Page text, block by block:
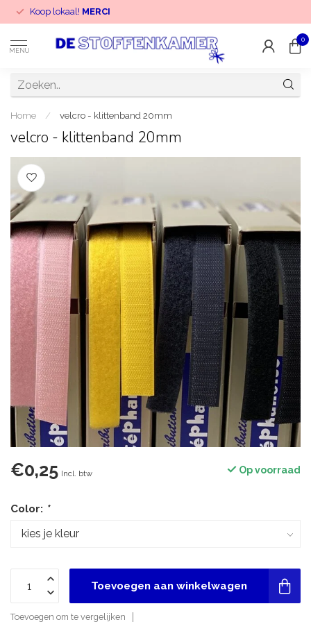
Koop lokaal! MERCI
MENU
0
Home / velcro - klittenband 20mm
velcro - klittenband 20mm
€0,25 Incl. btw Op voorraad
Color: *
Toevoegen aan winkelwagen
Toevoegen om te vergelijken